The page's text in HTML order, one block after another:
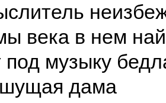
века в нем
под музыку
дама